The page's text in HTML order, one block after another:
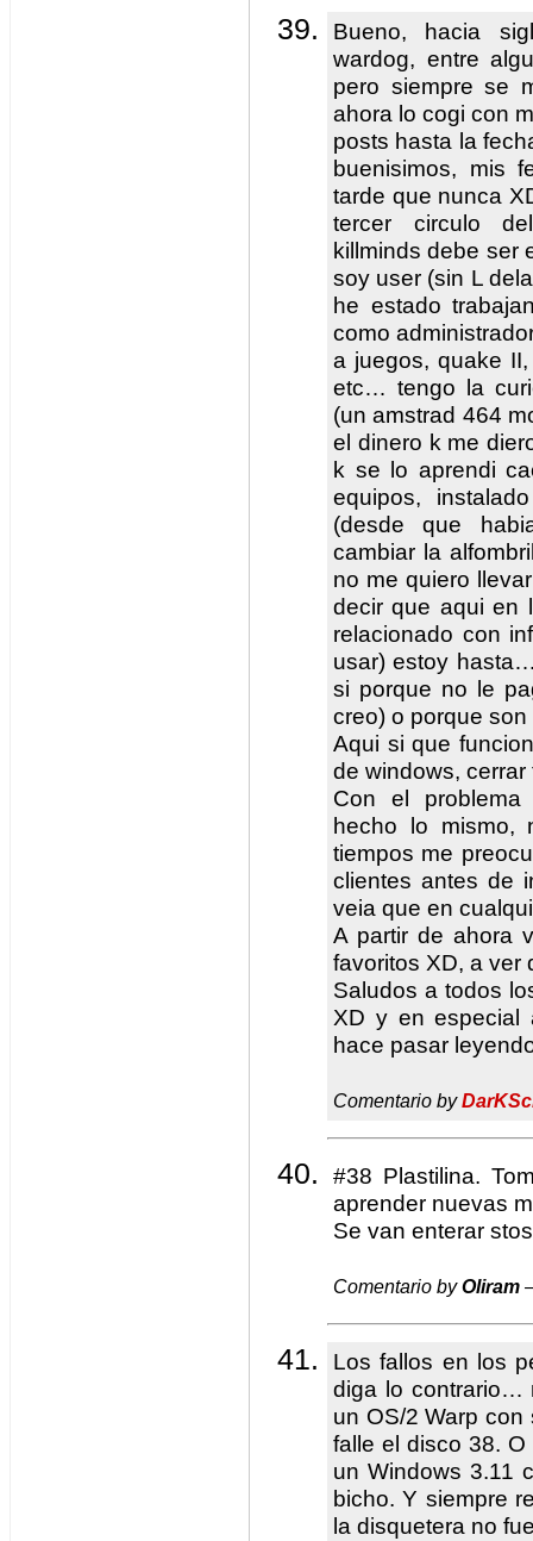
Bueno, hacia
wardog, entre
pero siempre se
ahora lo cogi con
posts hasta la
buenisimos, mis
tarde que nunca
tercer circulo
killminds debe ser
soy user (sin L
he estado
como
a juegos, quake
etc… tengo la
(un amstrad 464
el dinero k me
k se lo aprendi
equipos,
(desde que
cambiar la
no me quiero
decir que aqui en
relacionado con
usar) estoy
si porque no le
creo) o porque
Aqui si que
de windows,
Con el
hecho lo mismo,
tiempos me
clientes antes de
veia que en
A partir de ahora
favoritos XD, a ver
Saludos a todos
XD y en especial
hace pasar
Comentario by
#38 Plastilina.
aprender nuevas
Se van enterar
Comentario byOliram
Los fallos en los
diga lo contrario…
un OS/2 Warp
falle el disco 38.
un Windows 3.11
bicho. Y siempre
la disquetera no